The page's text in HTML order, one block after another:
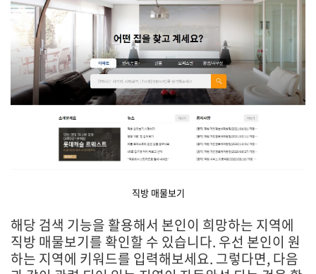
직방 매물보기
해당 검색 기능을 활용해서 본인이 희망하는 지역에
직방 매물보기를 확인할 수 있습니다. 우선 본인이 원
하는 지역에 키워드를 입력해보세요. 그렇다면, 다음